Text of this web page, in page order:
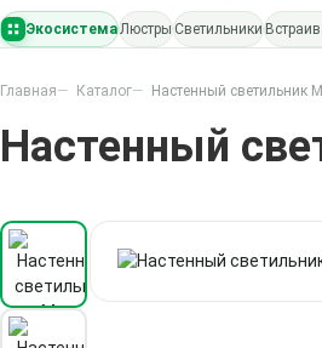
ЭкосистемаЛюстры Светильники
Главная Каталог Настенный светильник
Настенный